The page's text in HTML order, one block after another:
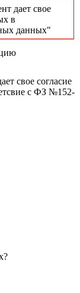
дает свое
в
данных"
свое согласие
с ФЗ №152-